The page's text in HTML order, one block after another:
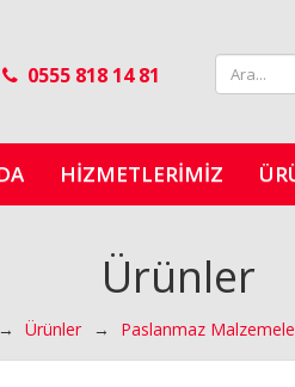
0555 818 14 81
HIZMETLERIMIZ
Ürünler
→ Ürünler → Paslanmaz